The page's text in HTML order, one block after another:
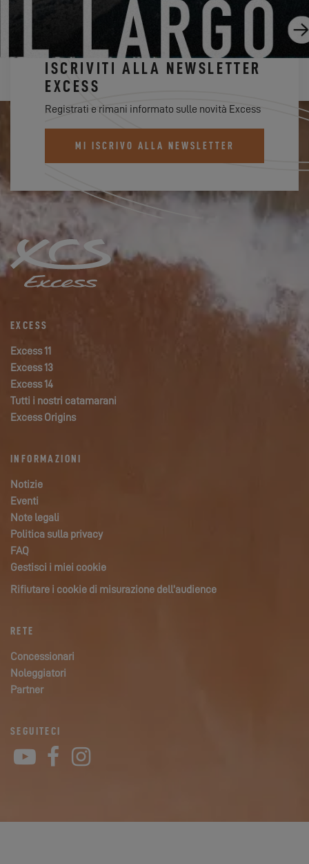
ISCRIVITI ALLA NEWSLETTER
EXCESS
Registrati e rimani informato sulle novità Excess
MI ISCRIVO ALLA NEWSLETTER
EXCESS
Excess 11
Excess 13
Excess 14
Tutti i nostri catamarani
Excess Origins
INFORMAZIONI
Notizie
Eventi
Note legali
Politica sulla privacy
FAQ
Gestisci i miei cookie
Rifiutare i cookie di misurazione dell’audience
RETE
Concessionari
Noleggiatori
Partner
SEGUITECI
YouTube
Facebook
Instagram